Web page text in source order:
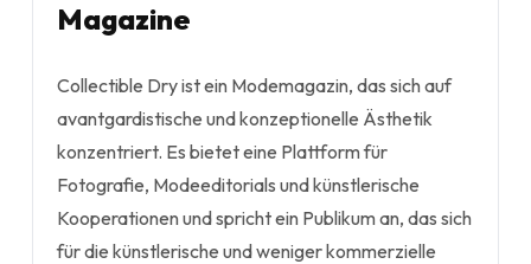
Magazine
Collectible Dry ist ein Modemagazin, das sich auf
avantgardistische und konzeptionelle Ästhetik
konzentriert. Es bietet eine Plattform für
Fotografie, Modeeditorials und künstlerische
Kooperationen und spricht ein Publikum an, das sich
für die künstlerische und weniger kommerzielle